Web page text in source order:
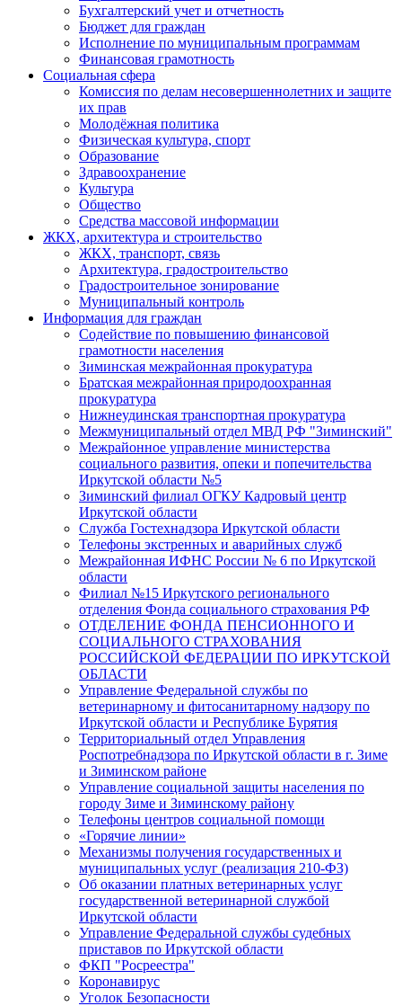
Бухгалтерский учет и отчетность
Бюджет для граждан
Исполнение по муниципальным программам
Финансовая грамотность
Социальная сфера
Комиссия по делам несовершеннолетних и защите
их прав
Молодёжная политика
Физическая культура, спорт
Образование
Здравоохранение
Культура
Общество
Средства массовой информации
ЖКХ, архитектура и строительство
ЖКХ, транспорт, связь
Архитектура, градостроительство
Градостроительное зонирование
Муниципальный контроль
Информация для граждан
Содействие по повышению финансовой
грамотности населения
Зиминская межрайонная прокуратура
Братская межрайонная природоохранная
прокуратура
Нижнеудинская транспортная прокуратура
Межмуниципальный отдел МВД РФ "Зиминский"
Межрайонное управление министерства
социального развития, опеки и попечительства
Иркутской области №5
Зиминский филиал ОГКУ Кадровый центр
Иркутской области
Служба Гостехнадзора Иркутской области
Телефоны экстренных и аварийных служб
Межрайонная ИФНС России № 6 по Иркутской
области
Филиал №15 Иркутского регионального
отделения Фонда социального страхования РФ
ОТДЕЛЕНИЕ ФОНДА ПЕНСИОННОГО И
СОЦИАЛЬНОГО СТРАХОВАНИЯ
РОССИЙСКОЙ ФЕДЕРАЦИИ ПО ИРКУТСКОЙ
ОБЛАСТИ
Управление Федеральной службы по
ветеринарному и фитосанитарному надзору по
Иркутской области и Республике Бурятия
Территориальный отдел Управления
Роспотребнадзора по Иркутской области в г. Зиме
и Зиминском районе
Управление социальной защиты населения по
городу Зиме и Зиминскому району
Телефоны центров социальной помощи
«Горячие линии»
Механизмы получения государственных и
муниципальных услуг (реализация 210-ФЗ)
Об оказании платных ветеринарных услуг
государственной ветеринарной службой
Иркутской области
Управление Федеральной службы судебных
приставов по Иркутской области
ФКП "Росреестра"
Коронавирус
Уголок Безопасности